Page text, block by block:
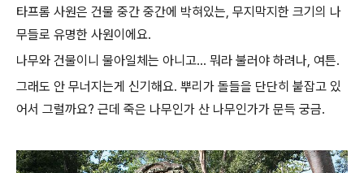
타프롬 사원은 건물 중간 중간에 박혀있는, 무지막지한 크기의 나
무들로 유명한 사원이에요.
나무와 건물이니 물아일체는 아니고... 뭐라 불러야 하려나, 여튼.
그래도 안 무너지는게 신기해요. 뿌리가 돌들을 단단히 붙잡고 있
어서 그럴까요? 근데 죽은 나무인가 산 나무인가가 문득 궁금.